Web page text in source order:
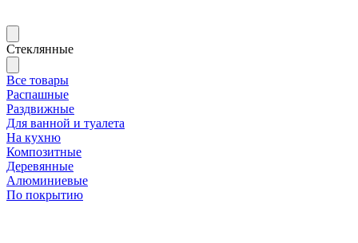
Стеклянные
Все товары
Распашные
Раздвижные
Для ванной и туалета
На кухню
Композитные
Деревянные
Алюминиевые
По покрытию